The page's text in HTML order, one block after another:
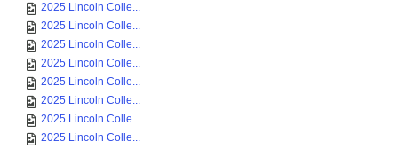
2025 Lincoln Colle...
2025 Lincoln Colle...
2025 Lincoln Colle...
2025 Lincoln Colle...
2025 Lincoln Colle...
2025 Lincoln Colle...
2025 Lincoln Colle...
2025 Lincoln Colle...